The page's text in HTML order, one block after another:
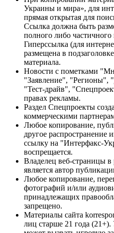
Украины и мира», для
прямая открытая для
Ссылка должна быть
полного либо частичного
Гиперссылка (для
размещена в
материала.
Новости с пометками
"Заявление",
"Тест-драйв",
правах рекламы.
Раздел Спецпроекты
коммерческими
Любое копирование,
другое распространение
ссылку на "Интерфакс-
воспрещается.
Владелец веб-страницы в
является автор
Любое копирование,
фотографий и/или
принадлежащих
запрещено.
Материалы сайта
лиц старше 21 года (21+).